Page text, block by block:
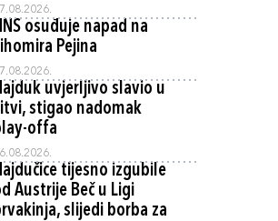
osuđuje napad na
Pejina
uvjerljivo slavio u
stigao nadomak
offa
tijesno izgubile
Austrije Beč u Ligi
slijedi borba za